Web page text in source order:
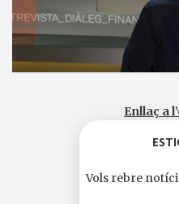
Enllaç a
Vols rebre